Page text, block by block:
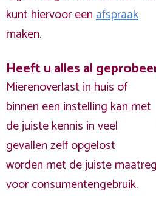
kunt hiervoor eenafspraak
maken.
Heeft u alles al
Mierenoverlast in huis of
binnen een instelling kan met
de juiste kennis in veel
gevallen zelf opgelost
worden met de juiste
voor consumentengebruik.